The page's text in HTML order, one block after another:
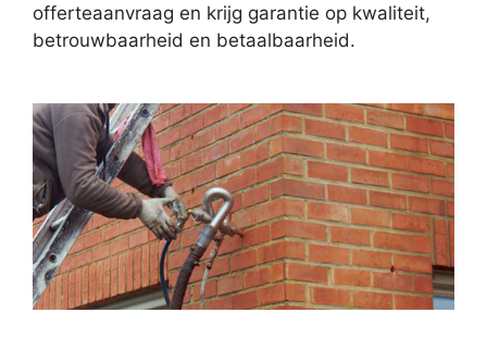
offerteaanvraag en krijg garantie op kwaliteit,
betrouwbaarheid en betaalbaarheid.